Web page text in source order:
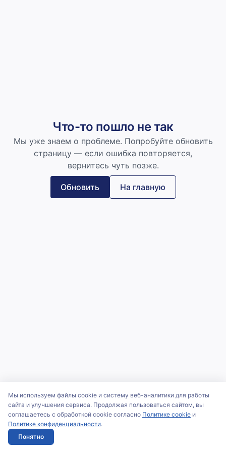
Что-то пошло не так
Мы уже знаем о проблеме. Попробуйте обновить
страницу — если ошибка повторяется,
вернитесь чуть позже.
Обновить На главную
Мы используем файлы cookie и систему веб-аналитики для работы
сайта и улучшения сервиса. Продолжая пользоваться сайтом, вы
соглашаетесь с обработкой cookie согласно Политике cookie и
Политике конфиденциальности.
Понятно